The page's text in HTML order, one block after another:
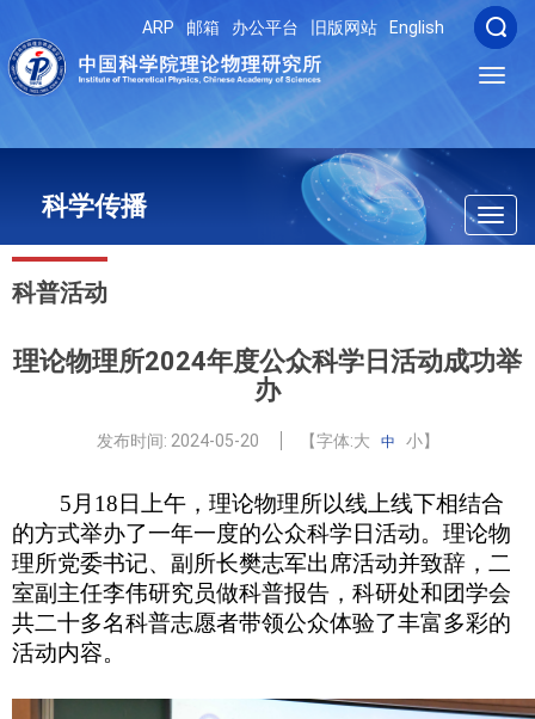
ARP 邮箱 办公平台 旧版网站 English
科学传播
科普活动
理论物理所2024年度公众科学日活动成功举
办
发布时间: 2024-05-20 【字体:大 中 小】
5月18日上午，理论物理所以线上线下相结合
的方式举办了一年一度的公众科学日活动。理论物
理所党委书记、副所长樊志军出席活动并致辞，二
室副主任李伟研究员做科普报告，科研处和团学会
共二十多名科普志愿者带领公众体验了丰富多彩的
活动内容。